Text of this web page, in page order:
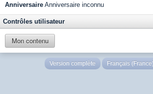
Anniversaire Anniversaire inconnu
Contrôles utilisateur
Mon contenu
Version complète Français